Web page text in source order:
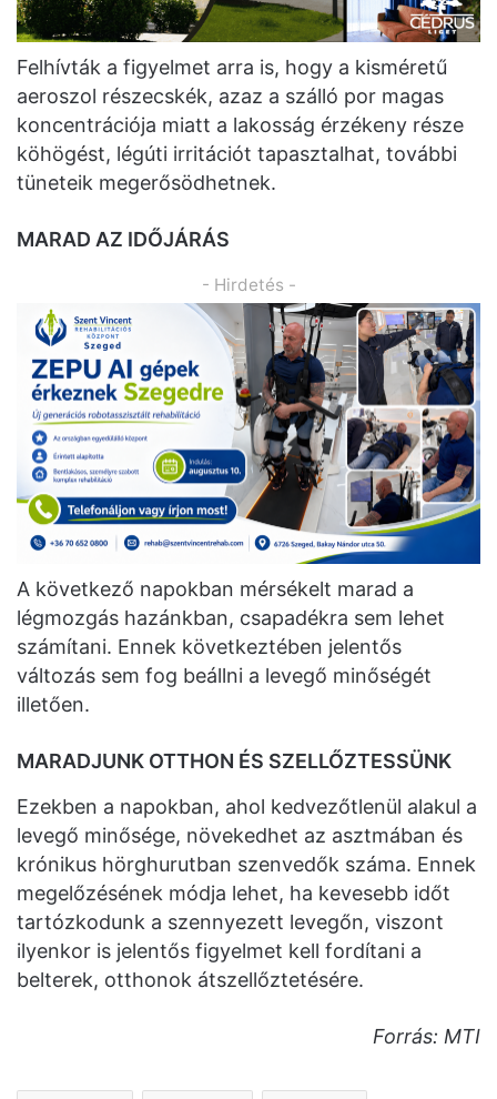
Felhívták a figyelmet arra is, hogy a kisméretű
aeroszol részecskék, azaz a szálló por magas
koncentrációja miatt a lakosság érzékeny része
köhögést, légúti irritációt tapasztalhat, további
tüneteik megerősödhetnek.
MARAD AZ IDŐJÁRÁS
- Hirdetés -
A következő napokban mérsékelt marad a
légmozgás hazánkban, csapadékra sem lehet
számítani. Ennek következtében jelentős
változás sem fog beállni a levegő minőségét
illetően.
MARADJUNK OTTHON ÉS SZELLŐZTESSÜNK
Ezekben a napokban, ahol kedvezőtlenül alakul a
levegő minősége, növekedhet az asztmában és
krónikus hörghurutban szenvedők száma. Ennek
megelőzésének módja lehet, ha kevesebb időt
tartózkodunk a szennyezett levegőn, viszont
ilyenkor is jelentős figyelmet kell fordítani a
belterek, otthonok átszellőztetésére.
Forrás: MTI